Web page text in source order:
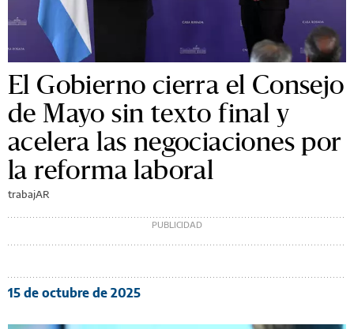
El Gobierno cierra el Consejo
de Mayo sin texto final y
acelera las negociaciones por
la reforma laboral
trabajAR
15 de octubre de 2025